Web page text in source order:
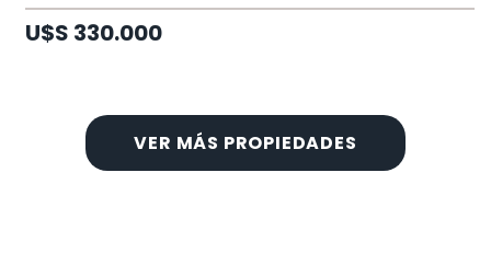
U$S 330.000
VER MÁS PROPIEDADES